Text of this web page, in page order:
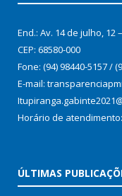
End.: Av. 14 de julho, 12
CEP: 68580-000
Fone: (94) 98440-5157 /
E-mail:
Horário de atendimento:
ÚLTIMAS